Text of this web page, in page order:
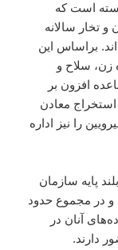
است که
و تخار سالانه
براساس این
زن، سلاح و
افزون بر
از بابت استخراج معادن
را نیز اداره
ملل متحد ۳۰ تا ۶۰ مقام بلند پایه سازمان
و در مجموع حدود
اعضای خانواده‌های آنان در
دارند.